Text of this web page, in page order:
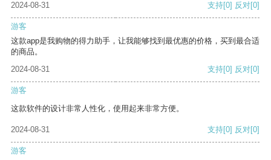
2024-08-31
支持[0] 反对[0]
游客
这款app是我购物的得力助手，让我能够找到最优惠的价格，买到最合适
的商品。
2024-08-31
支持[0] 反对[0]
游客
这款软件的设计非常人性化，使用起来非常方便。
2024-08-31 支持[0] 反对[0]
游客